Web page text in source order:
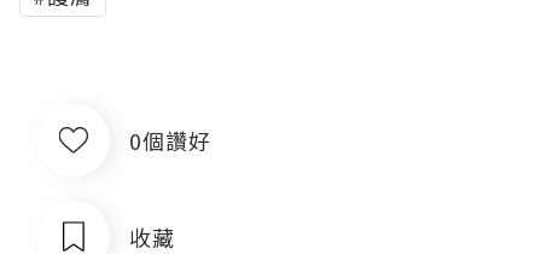
0個讚好
收藏